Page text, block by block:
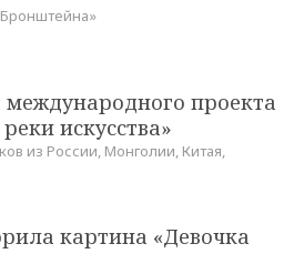
международного проекта
искусства»
из России, Монголии, Китая,
картина «Девочка